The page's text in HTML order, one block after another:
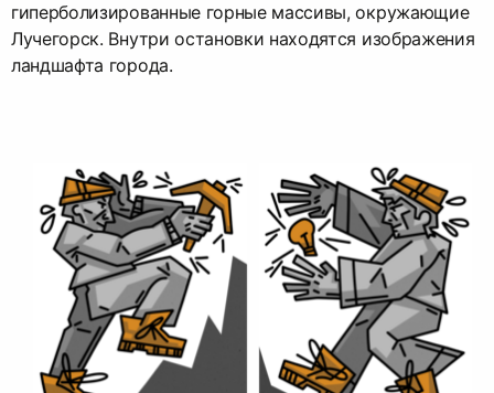
гиперболизированные горные массивы, окружающие
Лучегорск. Внутри остановки находятся изображения
ландшафта города.